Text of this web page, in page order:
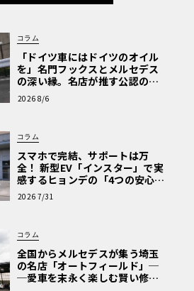
コラム
「ドイツ車にはドイツのオイル
を」名門フックスとメルセデス
の深い縁。名店が推す公認の安
心と、Cクラスで味わうシルキー
な走り〈PR〉
2026 8/6
コラム
スマホで完結、サポートは万
全！ 新型EV「インスター」で実
感するヒョンデの「4つの安心」
【第1回・ヒョンデ6つの疑問：
Why? Hyundai?】〈PR〉
2026 7/31
コラム
全国からメルセデスが集う埼玉
の名店「オートフィールド」─
─愛車を末永く楽しむ賢い修理